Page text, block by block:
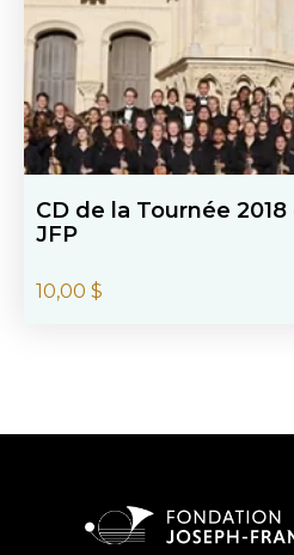
CD de la Tournée
JFP
$
10,00